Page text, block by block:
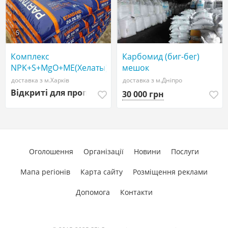
5
Комплекс
NPK+S+MgO+ME(Хелаты),
Добрива мінеральні
доставка з м.Харків
Відкриті для пропозицій
Карбомид (биг-бег)
мешок
доставка з м.Дніпро
30 000 грн
Оголошення Організації Новини Послуги
Мапа регіонів Карта сайту Розміщення реклами
Допомога Контакти